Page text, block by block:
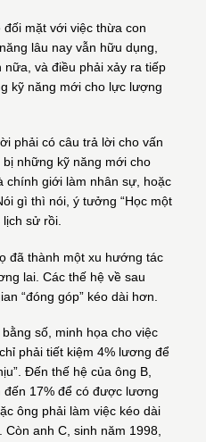
mặt với việc thừa con
lâu nay vẫn hữu dụng,
và điều phải xảy ra tiếp
kỹ năng mới cho lực lượng
phải có câu trả lời cho vấn
bị những kỹ năng mới cho
chính giới làm nhân sự, hoặc
gì thì nói, ý tưởng “Học một
lịch sử rồi.
đã thành một xu hướng tác
lai. Các thế hệ về sau
“đóng góp” kéo dài hơn.
số, minh họa cho việc
phải tiết kiệm 4% lương để
Đến thế hệ của ông B,
17% để có được lương
ông phải làm việc kéo dài
anh C, sinh năm 1998,